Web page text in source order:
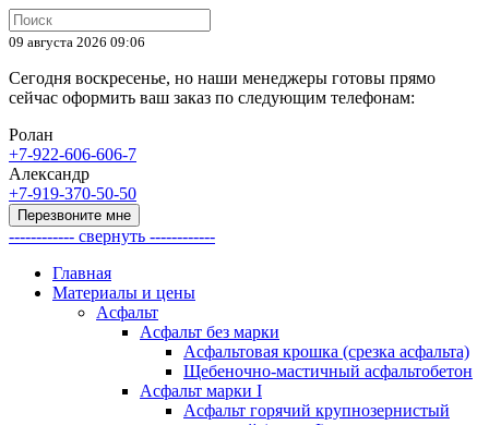
09 августа 2026 09:06
Сегодня воскресенье, но наши менеджеры готовы прямо
сейчас оформить ваш заказ по следующим телефонам:
Ролан
+7-922-606-606-7
Александр
+7-919-370-50-50
Перезвоните мне
------------ свернуть ------------
Главная
Материалы и цены
Асфальт
Асфальт без марки
Асфальтовая крошка (срезка асфальта)
Щебеночно-мастичный асфальтобетон
Асфальт марки I
Асфальт горячий крупнозернистый